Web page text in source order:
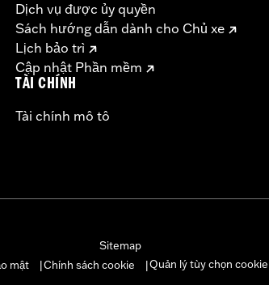
Dịch vụ được ủy quyền
Sách hướng dẫn dành cho Chủ xe
Lịch bảo trì
Cập nhật Phần mềm
TÀI CHÍNH
Tài chính mô tô
Sitemap
mật Chính sách cookie Quản lý tùy chọn cookie